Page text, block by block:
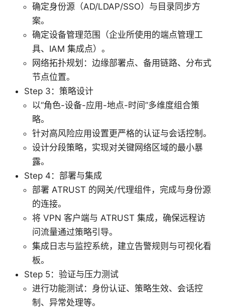
确定身份源（AD/LDAP/SSO）与目录同步方
案。
确定设备管理范围（企业所使用的端点管理工
具、IAM 集成点）。
网络拓扑规划：边缘部署点、备用链路、分布式
节点位置。
Step 3：策略设计
以“角色-设备-应用-地点-时间”多维度组合策
略。
针对高风险应用设置更严格的认证与会话控制。
设计分段策略，实现对关键网络区域的最小暴
露。
Step 4：部署与集成
部署 ATRUST 的网关/代理组件，完成与身份源
的连接。
将 VPN 客户端与 ATRUST 集成，确保远程访
问流量通过策略引导。
集成日志与监控系统，建立告警规则与可视化看
板。
Step 5：验证与压力测试
进行功能测试：身份认证、策略生效、会话控
制、异常处理等。